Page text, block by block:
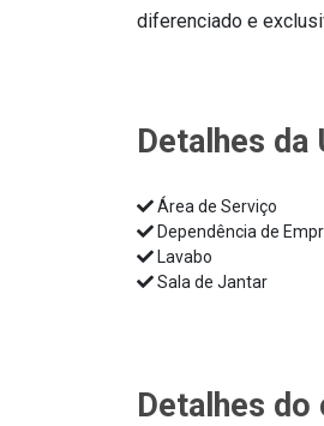
diferenciado e
Detalhes da
Área de Serviço
Dependência de
Lavabo
Sala de Jantar
Detalhes